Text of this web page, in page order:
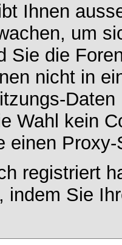
Ihnen
um
Sie die
nicht in
Wahl kein
einen
registriert
indem Sie